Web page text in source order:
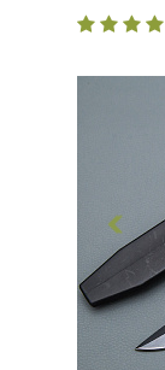
Ширина
Длина